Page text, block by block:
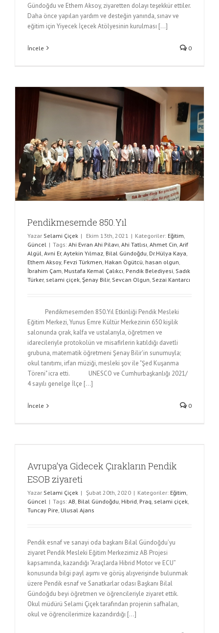
Gündoğdu ve Ethem Aksoy, ziyaretten dolayı teşekkür ettiler.
Daha önce yapılan yardım ve desteğin yanında, sınav ve
eğitim için Yiyecek İçecek Atölyesinin kurulması [...]
İncele 0
Pendikmesemde 850.Yıl
Yazar Selami Çiçek | Ekim 13th, 2021 | Kategoriler: Eğitim,
Güncel | Tags: Ahi Evran Ahi Pilavı, Ahi Tatlısı, Ahmet Cin, Arif
Algül, Avni Er, Aytekin Yılmaz, Bilal Gündoğdu, Dr.Hülya Kaya,
Ethem Aksoy, Fevzi Türkmen, Hakan Ögütcü, hasan olgun,
İbrahim Çam, Mustafa Kemal Çalıkcı, Pendik Belediyesi, Sadık
Türker, selami çiçek, Şenay Bilir, Sevcan Olgun, Sezai Kantarcı
Pendikmesemden 850.Yıl Etkinliği Pendik Mesleki
Eğitim Merkezi, Yunus Emre Kültür Merkezinin 650 kişilik
salonunda çırak, kalfa ve ustalarıyla, öğretmen ve
idarecileriyle protokolün ve misafirlerin katıldığı davetli
grubuna, matematik öğretmeni Şenay Bilir'in sunumuyla;
okul tanıtımı, irfan müziği, mesleki şov ile "Şed Kuşanma
Töreni" icra etti. UNESCO ve Cumhurbaşkanlığı 2021/
4 sayılı genelge İlçe [...]
İncele 0
Avrupa’ya Gidecek Çırakların Pendik
ESOB ziyareti
Yazar Selami Çiçek | Şubat 20th, 2020 | Kategoriler: Eğitim,
Güncel | Tags: AB, Bilal Gündoğdu, Hibrid, Praq, selami çiçek,
Tuncay Pire, Ulusal Ajans
Pendik esnaf ve sanayi oda başkanı Bilal Gündoğdu’yu
ziyaret Pendik Mesleki Eğitim Merkezimiz AB Projesi
kapsamında, kazandığı “Araçlarda Hibrid Motor ve ECU”
konusunda bilgi payl aşımı ve görüş alışverişinde bulunmak
üzere Pendik esnaf ve Sanatkarlar odası Başkanı Bilal
Gündoğdu beyi öğretmen ve öğrencileriyle ziyaret ettik.
Okul müdürü Selami Çiçek tarafından projenin safhaları,
okul ve öğrencilerimize kazandırdığı [...]